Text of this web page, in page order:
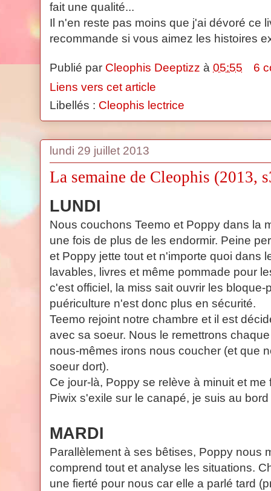
fait une qualité...
Il n'en reste pas moins que j'ai dévoré ce
recommande si vous aimez les histoires
Publié par Cleophis Deeptizz à 05:55
6
Liens vers cet article
Libellés : Cleophis lectrice
lundi 29 juillet 2013
La semaine de Cleophis (2013,
LUNDI
Nous couchons Teemo et Poppy dans la
une fois de plus de les endormir. Peine
et Poppy jette tout et n'importe quoi dans
lavables, livres et même pommade pour
c'est officiel, la miss sait ouvrir les
puériculture n'est donc plus en sécurité.
Teemo rejoint notre chambre et il est
avec sa soeur. Nous le remettrons
nous-mêmes irons nous coucher (et que
soeur dort).
Ce jour-là, Poppy se relève à minuit et
Piwix s'exile sur le canapé, je suis au
MARDI
Parallèlement à ses bêtises, Poppy nous
comprend tout et analyse les situations.
une fierté pour nous car elle a parlé tard